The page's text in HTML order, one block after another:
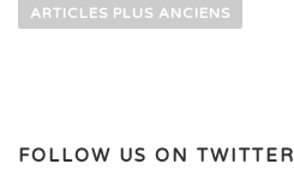
ARTICLES PLUS ANCIENS
FOLLOW US ON TWITTER